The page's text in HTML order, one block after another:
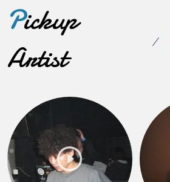
Pickup
Artist